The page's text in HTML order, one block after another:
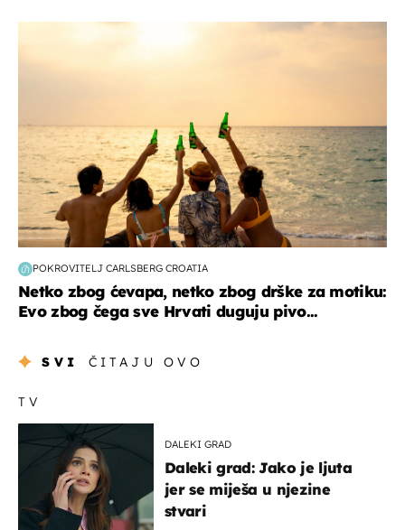
POKROVITELJ CARLSBERG CROATIA
Netko zbog ćevapa, netko zbog drške za motiku:
Evo zbog čega sve Hrvati duguju pivo...
SVI ČITAJU OVO
TV
DALEKI GRAD
Daleki grad: Jako je ljuta
jer se miješa u njezine
stvari